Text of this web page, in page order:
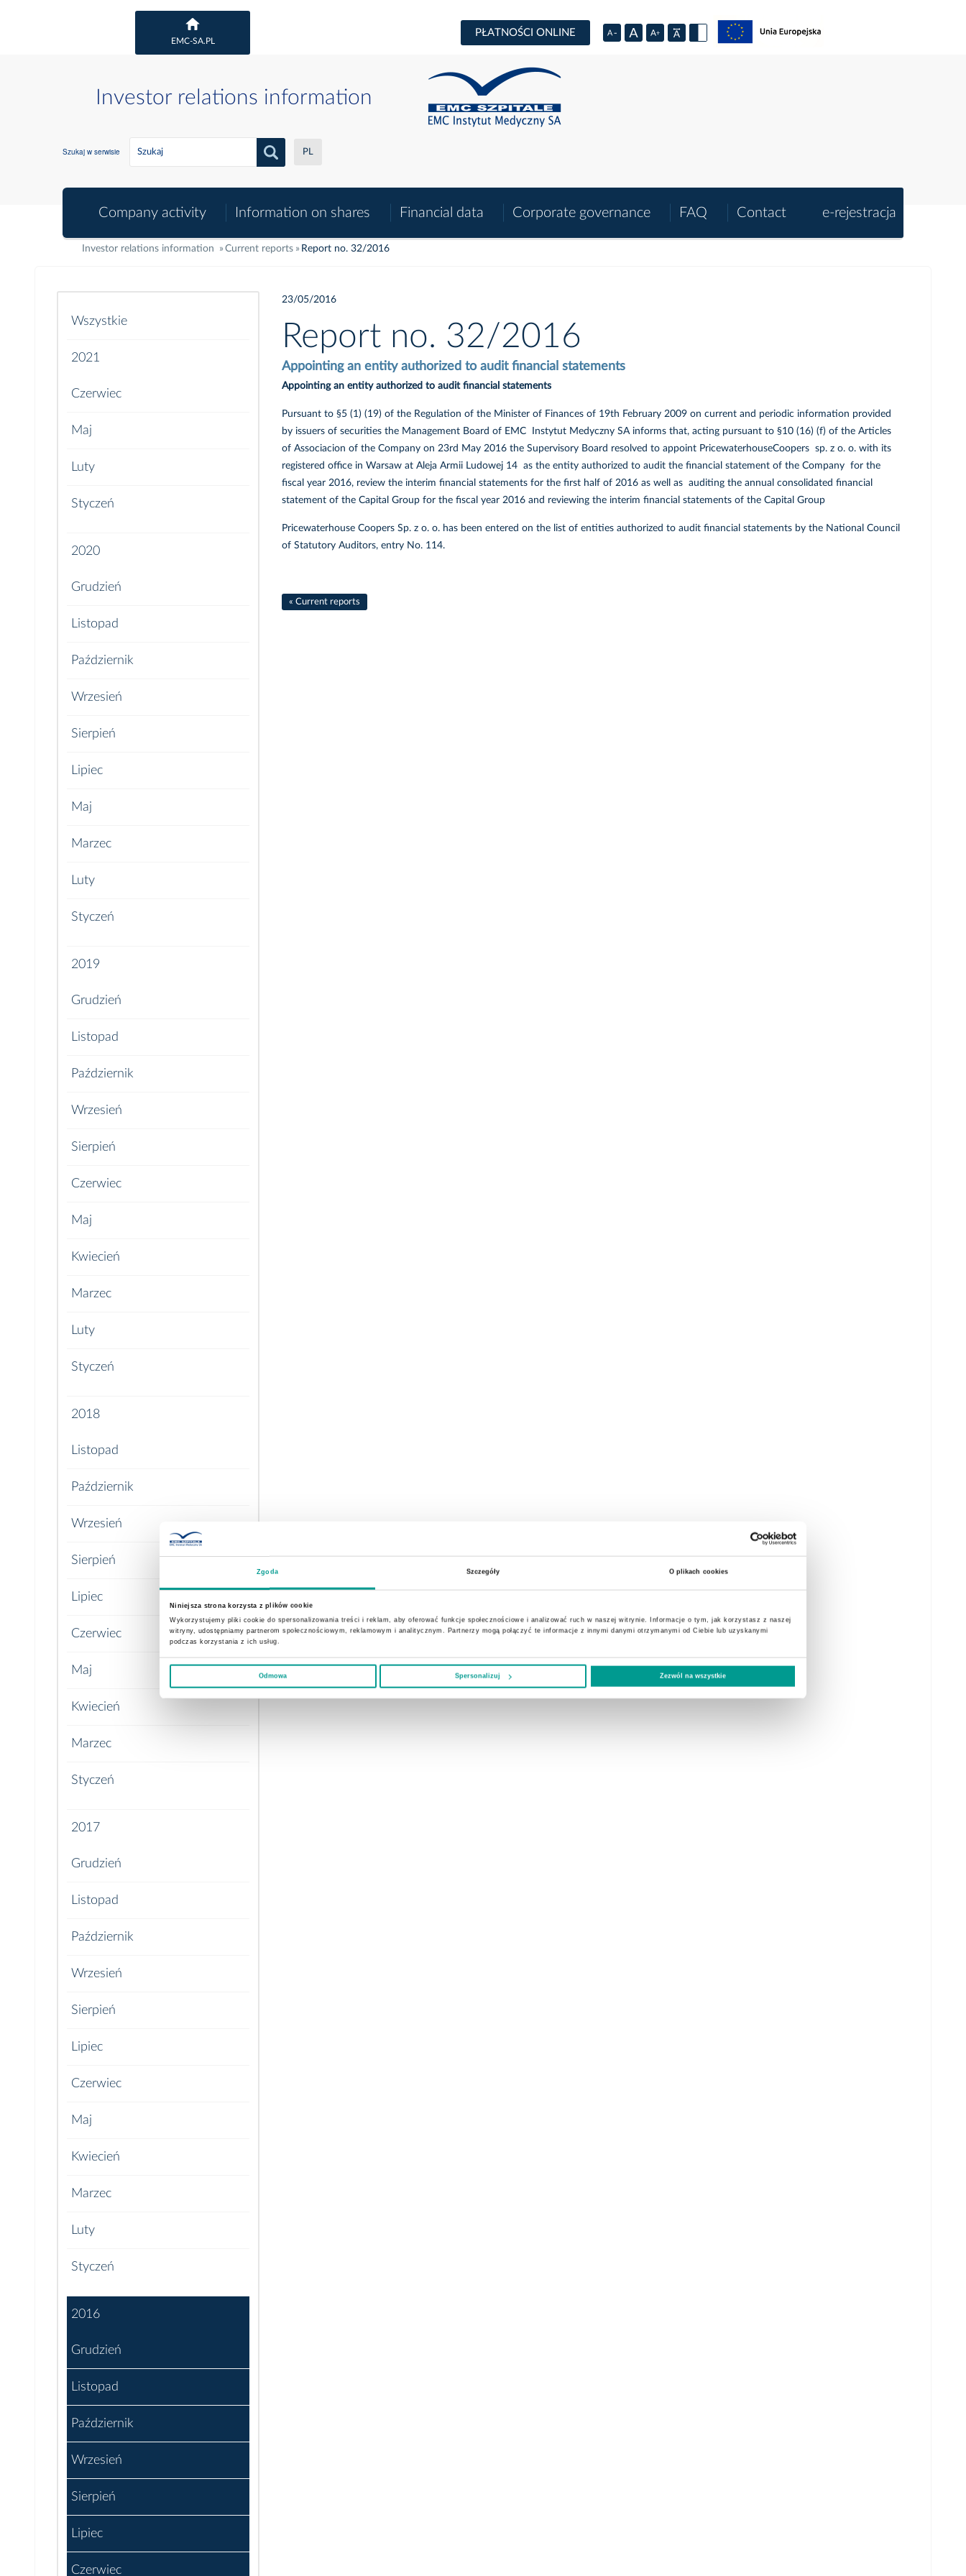
Zgoda Szczegóły O plikach cookies
Niniejsza strona korzysta z plików cookie
Wykorzystujemy pliki cookie do spersonalizowania treści i reklam, aby oferować funkcje społecznościowe i analizować ruch w naszej witrynie. Informacje o tym, jak korzystasz z naszej
witryny, udostępniamy partnerom społecznościowym, reklamowym i analitycznym. Partnerzy mogą połączyć te informacje z innymi danymi otrzymanymi od Ciebie lub uzyskanymi
podczas korzystania z ich usług.
Odmowa Spersonalizuj Zezwól na wszystkie
EMC-SA.PL
PŁATNOŚCI ONLINE
Investor relations information
Szukaj w serwisie PL
Company activity Information on shares Financial data Corporate governance FAQ Contact e-rejestracja
Investor relations information Current reports Report no. 32/2016
Wszystkie
2021
Czerwiec
Maj
Luty
Styczeń
2020
Grudzień
Listopad
Październik
Wrzesień
Sierpień
Lipiec
Maj
Marzec
Luty
Styczeń
2019
Grudzień
Listopad
Październik
Wrzesień
Sierpień
Czerwiec
Maj
Kwiecień
Marzec
Luty
Styczeń
2018
Listopad
Październik
Wrzesień
Sierpień
Lipiec
Czerwiec
Maj
Kwiecień
Marzec
Styczeń
2017
Grudzień
Listopad
Październik
Wrzesień
Sierpień
Lipiec
Czerwiec
Maj
Kwiecień
Marzec
Luty
Styczeń
2016
Grudzień
Listopad
Październik
Wrzesień
Sierpień
Lipiec
Czerwiec
23/05/2016
Report no. 32/2016
Appointing an entity authorized to audit financial statements
Appointing an entity authorized to audit financial statements
Pursuant to §5 (1) (19) of the Regulation of the Minister of Finances of 19th February 2009 on current and periodic information provided
by issuers of securities the Management Board of EMC Instytut Medyczny SA informs that, acting pursuant to §10 (16) (f) of the Articles
of Associacion of the Company on 23rd May 2016 the Supervisory Board resolved to appoint PricewaterhouseCoopers sp. z o. o. with its
registered office in Warsaw at Aleja Armii Ludowej 14 as the entity authorized to audit the financial statement of the Company for the
fiscal year 2016, review the interim financial statements for the first half of 2016 as well as auditing the annual consolidated financial
statement of the Capital Group for the fiscal year 2016 and reviewing the interim financial statements of the Capital Group
Pricewaterhouse Coopers Sp. z o. o. has been entered on the list of entities authorized to audit financial statements by the National Council
of Statutory Auditors, entry No. 114.
« Current reports